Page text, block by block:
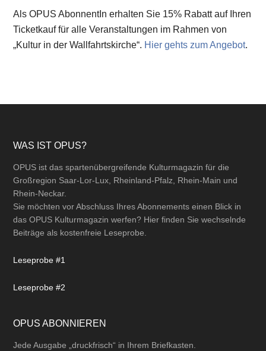
Als OPUS AbonnentIn erhalten Sie 15% Rabatt auf Ihren
Ticketkauf für alle Veranstaltungen im Rahmen von
„Kultur in der Wallfahrtskirche“. Hier gehts zum Angebot.
Footer
WAS IST OPUS?
OPUS ist das spartenübergreifende Kulturmagazin für die
Großregion Saar-Lor-Lux, Rheinland-Pfalz, Rhein-Main und
Rhein-Neckar.
Sie möchten vor Abschluss Ihres Abonnements einen Blick in
das OPUS Kulturmagazin werfen? Hier finden Sie wechselnde
Beiträge als kostenfreie Leseprobe.
Leseprobe #1
Leseprobe #2
OPUS ABONNIEREN
Jede Ausgabe „druckfrisch“ in Ihrem Briefkasten.